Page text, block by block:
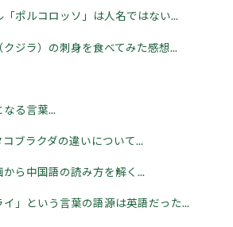
ポルコロッソ」は人名ではない...
ジラ）の刺身を食べてみた感想...
る言葉...
ブラクダの違いについて...
から中国語の読み方を解く...
イ」という言葉の語源は英語だった...